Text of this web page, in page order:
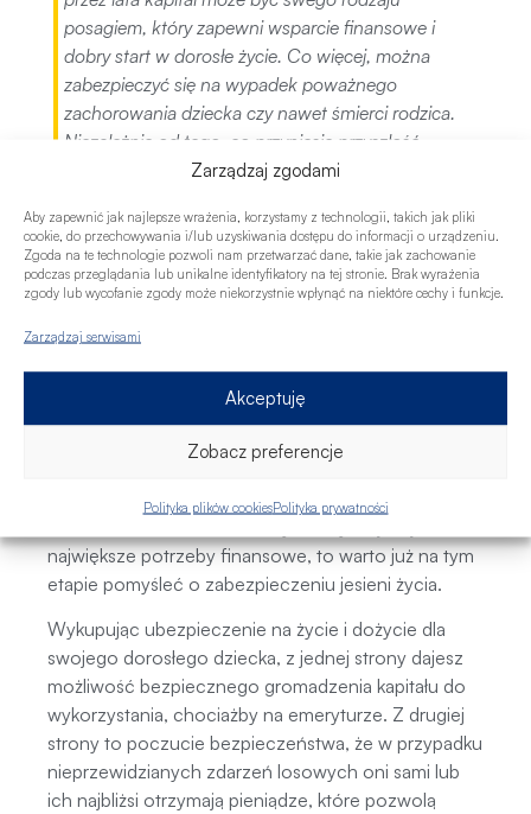
Zarządzaj zgodami
Aby zapewnić jak najlepsze wrażenia, korzystamy z technologii, takich jak pliki
cookie, do przechowywania i/lub uzyskiwania dostępu do informacji o urządzeniu.
Zgoda na te technologie pozwoli nam przetwarzać dane, takie jak zachowanie
podczas przeglądania lub unikalne identyfikatory na tej stronie. Brak wyrażenia
zgody lub wycofanie zgody może niekorzystnie wpłynąć na niektóre cechy i funkcje.
Zarządzaj serwisami
Akceptuję
Zobacz preferencje
Polityka plików cookiesPolityka prywatności
posagiem, który zapewni wsparcie finansowe i
dobry start w dorosłe życie. Co więcej, można
zabezpieczyć się na wypadek poważnego
zachorowania dziecka czy nawet śmierci rodzica.
Niezależnie od tego, co przyniesie przyszłość,
zapewnimy dziecku finansowe bezpieczeństwo –
zauważa Krzysztof Kaźmierczak, Ekspert finansowy
Credipass.
Polisa dla młodych osób –
czy jest potrzebna?
wysokość wypłacanej emerytury przez państwo, da
im możliwość utrzymania standardu życia. Szacuje
się, że z roku na rok emerytury będą coraz niższe, a
udział środków prywatnych będzie systematycznie
największe potrzeby finansowe, to warto już na tym
etapie pomyśleć o zabezpieczeniu jesieni życia.
Wykupując ubezpieczenie na życie i dożycie dla
swojego dorosłego dziecka, z jednej strony dajesz
możliwość bezpiecznego gromadzenia kapitału do
wykorzystania, chociażby na emeryturze. Z drugiej
strony to poczucie bezpieczeństwa, że w przypadku
nieprzewidzianych zdarzeń losowych oni sami lub
ich najbliżsi otrzymają pieniądze, które pozwolą